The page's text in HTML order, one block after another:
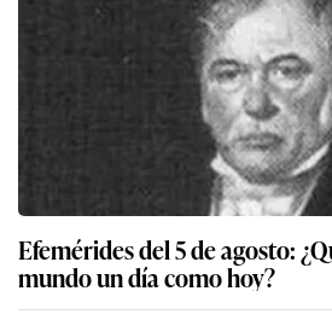
Efemérides del 5 de agosto:
mundo un día como hoy?